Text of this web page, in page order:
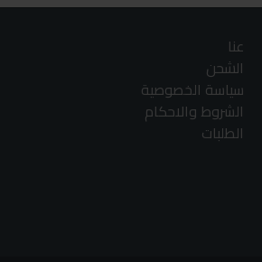
عنا
الشحن
سياسة الخصوصية
الشروط والاحكام
الطلبات